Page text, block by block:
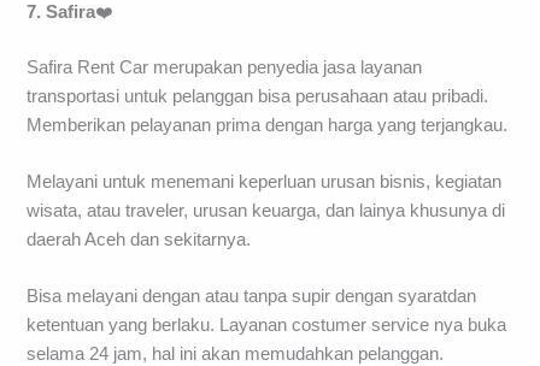
7. Safira❤️
Safira Rent Car merupakan penyedia jasa layanan
transportasi untuk pelanggan bisa perusahaan atau pribadi.
Memberikan pelayanan prima dengan harga yang terjangkau.
Melayani untuk menemani keperluan urusan bisnis, kegiatan
wisata, atau traveler, urusan keuarga, dan lainya khusunya di
daerah Aceh dan sekitarnya.
Bisa melayani dengan atau tanpa supir dengan syaratdan
ketentuan yang berlaku. Layanan costumer service nya buka
selama 24 jam, hal ini akan memudahkan pelanggan.